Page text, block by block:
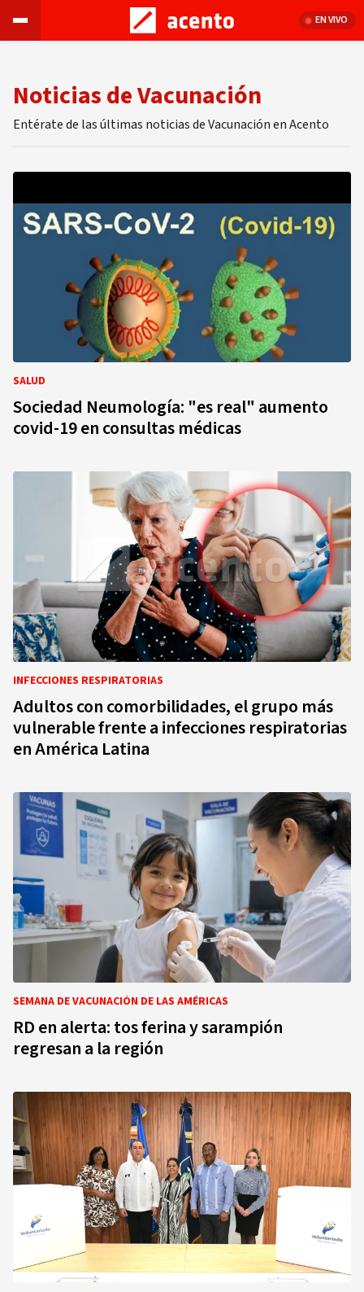
EN VIVO
Noticias de Vacunación
Entérate de las últimas noticias de Vacunación en Acento
SALUD
Sociedad Neumología: "es real" aumento
covid-19 en consultas médicas
INFECCIONES RESPIRATORIAS
Adultos con comorbilidades, el grupo más
vulnerable frente a infecciones respiratorias
en América Latina
SEMANA DE VACUNACIÓN DE LAS AMÉRICAS
RD en alerta: tos ferina y sarampión
regresan a la región